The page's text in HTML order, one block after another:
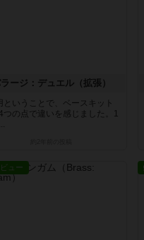
ージ：デュエル（拡張）
ということで、ベースキット
つの点で違いを感じました。1
ビュー